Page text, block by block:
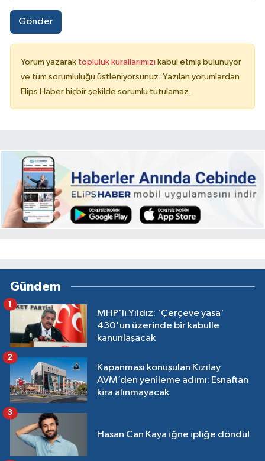
Gönder
Yorum yazarak topluluk kurallarımızı kabul etmiş bulunuyor
ve tüm sorumluluğu üstleniyorsunuz. Yazılan yorumlardan
Elips Haber hiçbir şekilde sorumlu tutulamaz.
Gündem
MHP'li Yıldız: 'Çerçeve yasa'
430'un üzerinde bir kabulle
kanunlaşacak
1
Kapanması konuşulan Kızılay
AVM’den yenileme adımı: Esnaftan
kira alınmayacak
2
Hasan Can Kaya iğne ipliğe döndü!
3